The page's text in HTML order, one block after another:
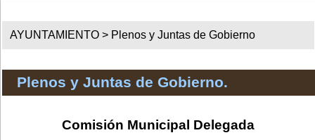
AYUNTAMIENTO > Plenos y Juntas de Gobierno
Plenos y Juntas de Gobierno.
Comisión Municipal Delegada